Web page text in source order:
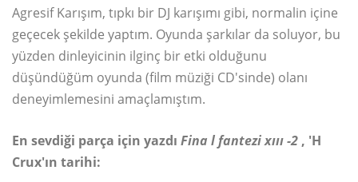
Agresif Karışım, tıpkı bir DJ karışımı gibi, normalin içine
geçecek şekilde yaptım. Oyunda şarkılar da soluyor, bu
yüzden dinleyicinin ilginç bir etki olduğunu
düşündüğüm oyunda (film müziği CD'sinde) olanı
deneyimlemesini amaçlamıştım.
En sevdiği parça için yazdı Fina l fantezi xııı-2 , 'H
Crux'ın tarihi: